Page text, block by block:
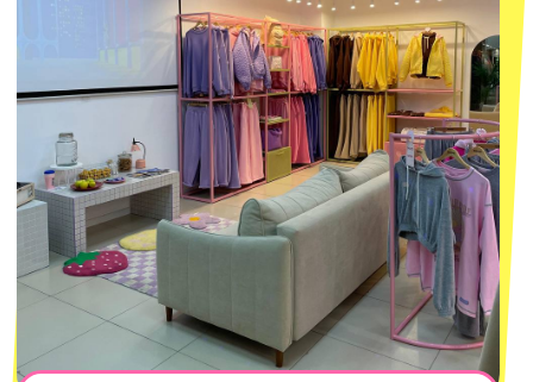
Оплата долями
Доставка и оплата
ПОКУПАТЕЛЯМ
Вакансии
Реквизиты
Наши путешествия
Наши проекты
Новости
Каталог
О КОМПАНИИ
@MACROCOSM_STORE
MACROCOSM
300'000+ подписчиков
14'000+ подписчиков в нашем Telegram-канале